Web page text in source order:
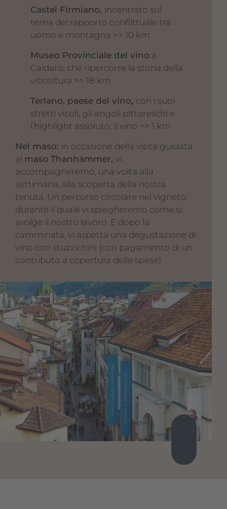
Castel Firmiano, incentrato sul
tema del rapporto conflittuale tra
uomo e montagna >> 10 km
Museo Provinciale del vino a
Caldaro, che ripercorre la storia della
viticoltura >> 18 km
Terlano, paese del vino, con i suoi
stretti vicoli, gli angoli pittoreschi e
l’highlight assoluto, il vino >> 1 km
Nel maso: in occasione della visita guidata
al maso Thanhammer, vi
accompagneremo, una volta alla
settimana, alla scoperta della nostra
tenuta. Un percorso circolare nel vigneto,
durante il quale vi spiegheremo come si
svolge il nostro lavoro. E dopo la
camminata, vi aspetta una degustazione di
vino con stuzzichini (con pagamento di un
contributo a copertura delle spese)